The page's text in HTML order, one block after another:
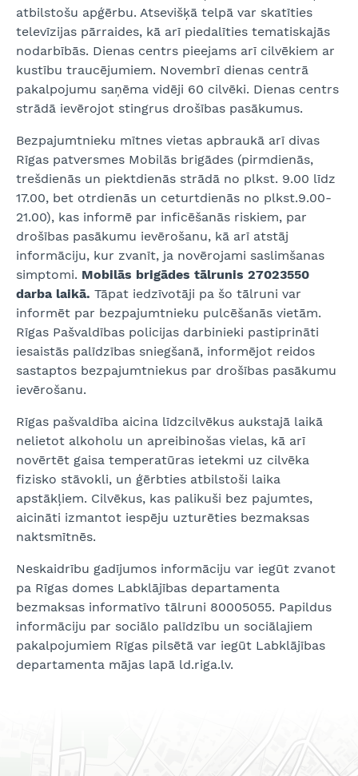
atbilstošu apģērbu. Atsevišķā telpā var skatīties
televīzijas pārraides, kā arī piedalīties tematiskajās
nodarbībās. Dienas centrs pieejams arī cilvēkiem ar
kustību traucējumiem. Novembrī dienas centrā
pakalpojumu saņēma vidēji 60 cilvēki. Dienas centrs
strādā ievērojot stingrus drošības pasākumus.
Bezpajumtnieku mītnes vietas apbraukā arī divas
Rīgas patversmes Mobilās brigādes (pirmdienās,
trešdienās un piektdienās strādā no plkst. 9.00 līdz
17.00, bet otrdienās un ceturtdienās no plkst.9.00-
21.00), kas informē par inficēšanās riskiem, par
drošības pasākumu ievērošanu, kā arī atstāj
informāciju, kur zvanīt, ja novērojami saslimšanas
simptomi. Mobilās brigādes tālrunis 27023550
darba laikā. Tāpat iedzīvotāji pa šo tālruni var
informēt par bezpajumtnieku pulcēšanās vietām.
Rīgas Pašvaldības policijas darbinieki pastiprināti
iesaistās palīdzības sniegšanā, informējot reidos
sastaptos bezpajumtniekus par drošības pasākumu
ievērošanu.
Rīgas pašvaldība aicina līdzcilvēkus aukstajā laikā
nelietot alkoholu un apreibinošas vielas, kā arī
novērtēt gaisa temperatūras ietekmi uz cilvēka
fizisko stāvokli, un ģērbties atbilstoši laika
apstākļiem. Cilvēkus, kas palikuši bez pajumtes,
aicināti izmantot iespēju uzturēties bezmaksas
naktsmītnēs.
Neskaidrību gadījumos informāciju var iegūt zvanot
pa Rīgas domes Labklājības departamenta
bezmaksas informatīvo tālruni 80005055. Papildus
informāciju par sociālo palīdzību un sociālajiem
pakalpojumiem Rīgas pilsētā var iegūt Labklājības
departamenta mājas lapā ld.riga.lv.